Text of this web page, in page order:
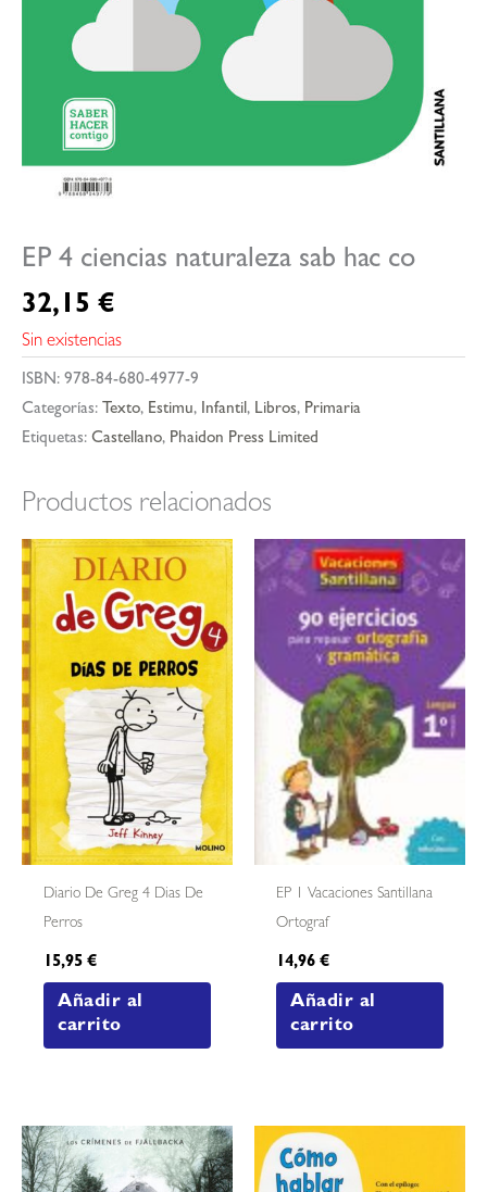
EP 4 ciencias naturaleza sab hac co
32,15 €
Sin existencias
ISBN: 978-84-680-4977-9
Categorías: Texto, Estimu, Infantil, Libros, Primaria
Etiquetas: Castellano, Phaidon Press Limited
Productos relacionados
Diario De Greg 4 Dias De
Perros
15,95€
Añadir al
carrito
EP 1 Vacaciones Santillana
Ortograf
14,96€
Añadir al
carrito